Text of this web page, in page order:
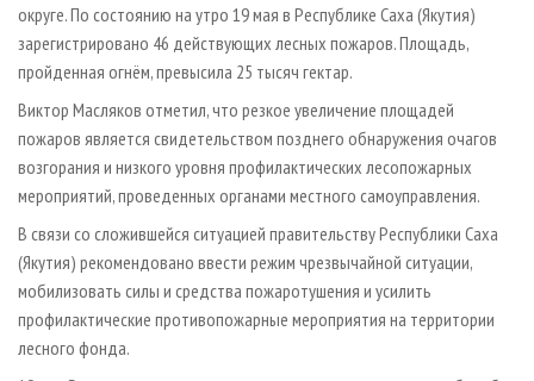
БИОЭНЕРГЕТИКА
ЦБП
RUSSIAN FORESTRY REVIEW
ГАЗЕТА ЛЕСПРОМФОРУМ
БИБЛИОТЕКА СПЕЦИАЛИСТА
округе. По состоянию на утро 19 мая в Республике Саха (Якутия)
зарегистрировано 46 действующих лесных пожаров. Площадь,
пройденная огнём, превысила 25 тысяч гектар.
Виктор Масляков отметил, что резкое увеличение площадей
пожаров является свидетельством позднего обнаружения очагов
возгорания и низкого уровня профилактических лесопожарных
мероприятий, проведенных органами местного самоуправления.
В связи со сложившейся ситуацией правительству Республики Саха
(Якутия) рекомендовано ввести режим чрезвычайной ситуации,
мобилизовать силы и средства пожаротушения и усилить
профилактические противопожарные мероприятия на территории
лесного фонда.